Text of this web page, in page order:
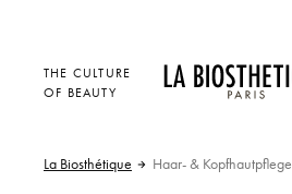
THE CULTURE
OF BEAUTY
La Biosthétique Haar- & Kopfhautpflege